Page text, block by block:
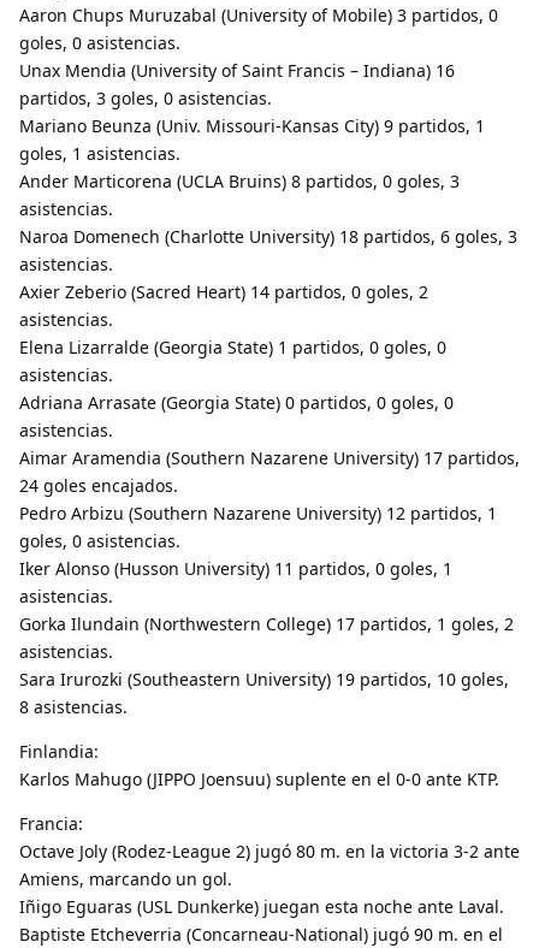
Aaron Chups Muruzabal (University of Mobile) 3 partidos, 0
goles, 0 asistencias.
Unax Mendia (University of Saint Francis – Indiana) 16
partidos, 3 goles, 0 asistencias.
Mariano Beunza (Univ. Missouri-Kansas City) 9 partidos, 1
goles, 1 asistencias.
Ander Marticorena (UCLA Bruins) 8 partidos, 0 goles, 3
asistencias.
Naroa Domenech (Charlotte University) 18 partidos, 6 goles, 3
asistencias.
Axier Zeberio (Sacred Heart) 14 partidos, 0 goles, 2
asistencias.
Elena Lizarralde (Georgia State) 1 partidos, 0 goles, 0
asistencias.
Adriana Arrasate (Georgia State) 0 partidos, 0 goles, 0
asistencias.
Aimar Aramendia (Southern Nazarene University) 17 partidos,
24 goles encajados.
Pedro Arbizu (Southern Nazarene University) 12 partidos, 1
goles, 0 asistencias.
Iker Alonso (Husson University) 11 partidos, 0 goles, 1
asistencias.
Gorka Ilundain (Northwestern College) 17 partidos, 1 goles, 2
asistencias.
Sara Irurozki (Southeastern University) 19 partidos, 10 goles,
8 asistencias.
Finlandia:
Karlos Mahugo (JIPPO Joensuu) suplente en el 0-0 ante KTP.
Francia:
Octave Joly (Rodez-League 2) jugó 80 m. en la victoria 3-2 ante
Amiens, marcando un gol.
Iñigo Eguaras (USL Dunkerke) juegan esta noche ante Laval.
Baptiste Etcheverria (Concarneau-National) jugó 90 m. en el